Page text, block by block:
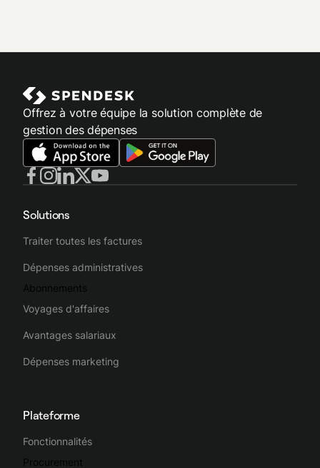
Offrez à votre équipe la solution complète de
gestion des dépenses
Solutions
Traiter toutes les factures
Dépenses administratives
Abonnements
Voyages d'affaires
Avantages salariaux
Dépenses marketing
Plateforme
Fonctionnalités
Procurement